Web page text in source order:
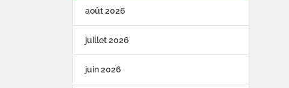
août 2026
juillet 2026
juin 2026